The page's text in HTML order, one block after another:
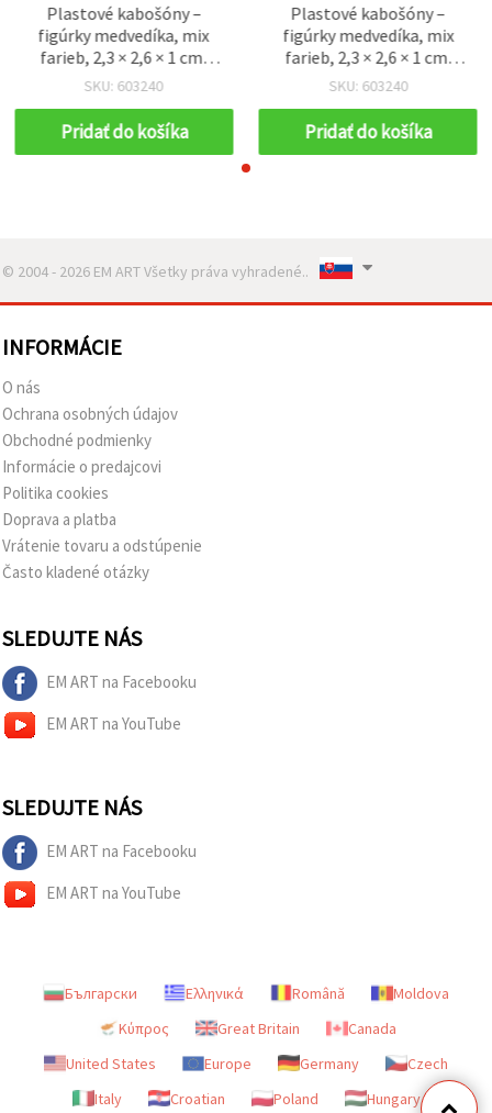
Plastové kabošóny –
figúrky medvedíka, mix
farieb, 2,3 × 2,6 × 1 cm,
sada 10 ks
SKU: 603240
Pridať do košíka
Plastové kabošóny –
figúrky medvedíka, mix
farieb, 2,3 × 2,6 × 1 cm,
sada 10 ks
SKU: 603240
Pridať do košíka
© 2004 - 2026 EM ART Všetky práva vyhradené..
INFORMÁCIE
O nás
Ochrana osobných údajov
Obchodné podmienky
Informácie o predajcovi
Politika cookies
Doprava a platba
Vrátenie tovaru a odstúpenie
Často kladené otázky
SLEDUJTE NÁS
EM ART na Facebooku
EM ART na YouTube
SLEDUJTE NÁS
EM ART na Facebooku
EM ART na YouTube
Български Ελληνικά Română
Moldova
Κύπρος
Great Britain
Canada
United States
Europe Germany
Czech
Italy
Croatian Poland Hungary